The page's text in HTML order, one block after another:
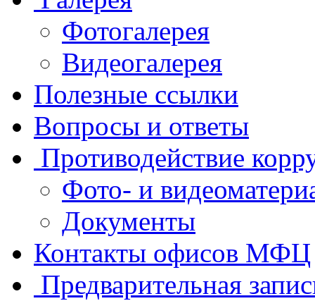
Фотогалерея
Видеогалерея
Полезные ссылки
Вопросы и ответы
Противодействие
Фото- и
Документы
Контакты офисов МФЦ
Предварительная